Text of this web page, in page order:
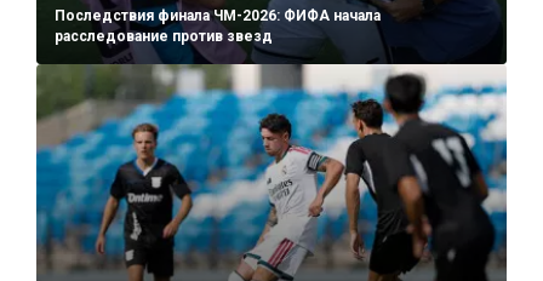
Последствия финала ЧМ-2026: ФИФА начала
расследование против звезд